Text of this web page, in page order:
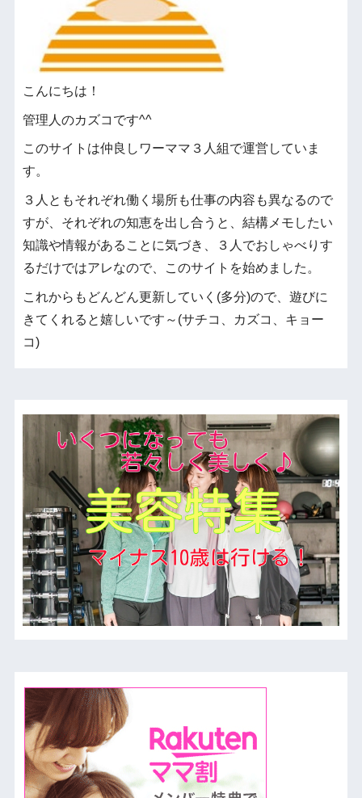
こんにちは！
管理人のカズコです^^
このサイトは仲良しワーママ３人組で運営していま
す。
３人ともそれぞれ働く場所も仕事の内容も異なるので
すが、それぞれの知恵を出し合うと、結構メモしたい
知識や情報があることに気づき、３人でおしゃべりす
るだけではアレなので、このサイトを始めました。
これからもどんどん更新していく(多分)ので、遊びに
きてくれると嬉しいです～(サチコ、カズコ、キョー
コ)